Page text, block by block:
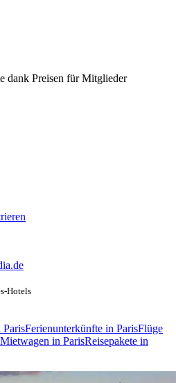
dank Preisen für Mitglieder
Hotels
ParisFerienunterkünfte in ParisFlüge
Mietwagen in ParisReisepakete in